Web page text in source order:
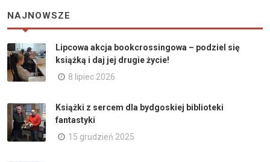
NAJNOWSZE
Lipcowa akcja bookcrossingowa – podziel się
książką i daj jej drugie życie!
8 lipiec 2026
Książki z sercem dla bydgoskiej biblioteki
fantastyki
15 grudzień 2025